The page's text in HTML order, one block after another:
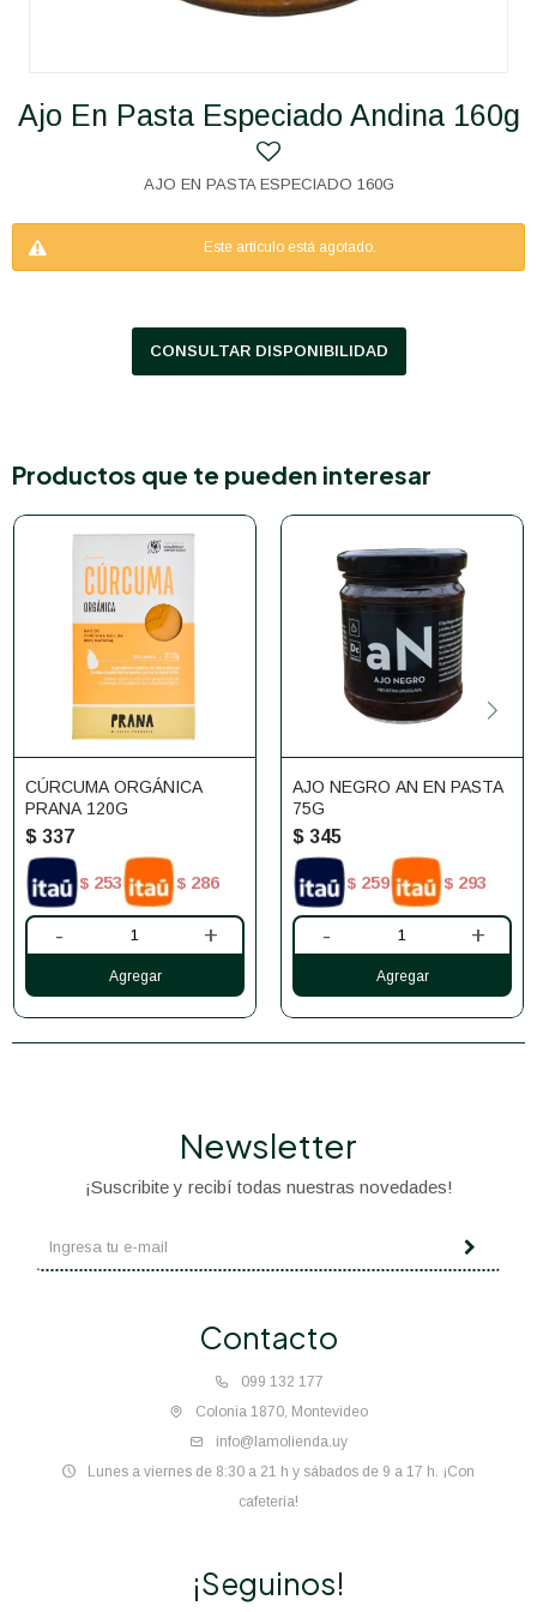
Ajo En Pasta Especiado Andina 160g
AJO EN PASTA ESPECIADO 160G
Este artículo está agotado.
CONSULTAR DISPONIBILIDAD
Productos que te pueden interesar
CÚRCUMA ORGÁNICA
PRANA 120G
$ 337
$ 253 $ 286
- +
AJO NEGRO AN EN PASTA
75G
$ 345
$ 259 $ 293
- +
Contacto
099 132 177
Colonia 1870, Montevideo
info@lamolienda.uy
Lunes a viernes de 8:30 a 21 h y sábados de 9 a 17 h. ¡Con
cafetería!
Newsletter
¡Suscribite y recibí todas nuestras novedades!
¡Seguinos!